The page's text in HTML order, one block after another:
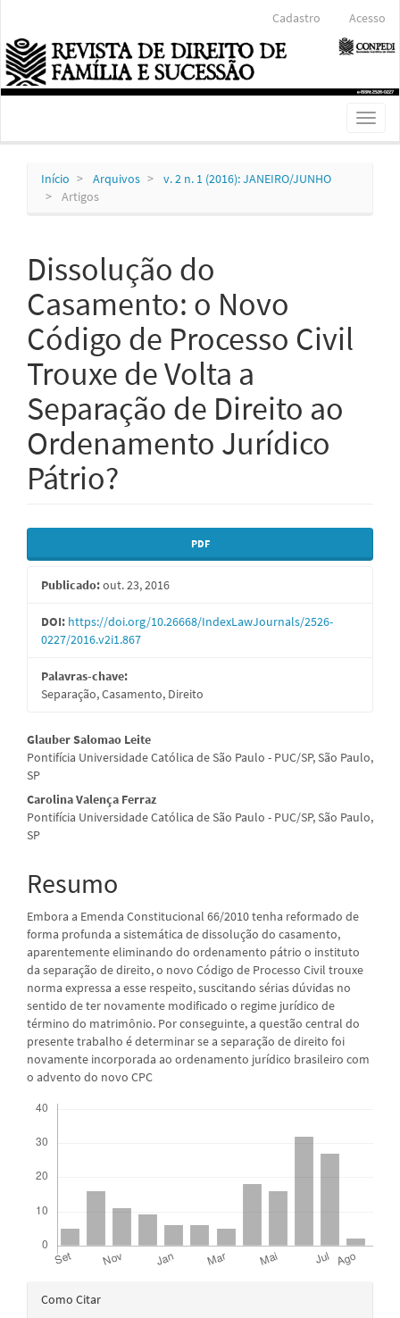
Conteúdo
principal
Barra
Lateral
Cadastro Acesso
Toggle
Início Arquivos
v. 2 n. 1 (2016): JANEIRO/JUNHO
Artigos
Dissolução do
Casamento: o Novo
Código de Processo Civil
Trouxe de Volta a
Separação de Direito ao
Ordenamento Jurídico
Pátrio?
Barra
lateral
de
artigos
PDF
Publicado:out. 23, 2016
DOI: https://doi.org/10.26668/IndexLawJournals/2526-
0227/2016.v2i1.867
Palavras-chave:
Separação, Casamento, Direito
Conteúdo
do
artigo
principal
Glauber Salomao Leite
Pontifícia Universidade Católica de São Paulo - PUC/SP, São Paulo,
SP
Carolina Valença Ferraz
Pontifícia Universidade Católica de São Paulo - PUC/SP, São Paulo,
SP
Resumo
Embora a Emenda Constitucional 66/2010 tenha reformado de
forma profunda a sistemática de dissolução do casamento,
aparentemente eliminando do ordenamento pátrio o instituto
da separação de direito, o novo Código de Processo Civil trouxe
norma expressa a esse respeito, suscitando sérias dúvidas no
sentido de ter novamente modificado o regime jurídico de
término do matrimônio. Por conseguinte, a questão central do
presente trabalho é determinar se a separação de direito foi
novamente incorporada ao ordenamento jurídico brasileiro com
o advento do novo CPC
Detalhes
Como Citar